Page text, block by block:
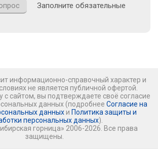
Заполните обязательные
информационно-справочный характер и
не является публичной офертой.
с сайтом, вы подтверждаете своё согласие
данных (подробнее Согласие на
данных и Политика защиты и
персональных данных).
горница» 2006-2026. Все права
защищены.